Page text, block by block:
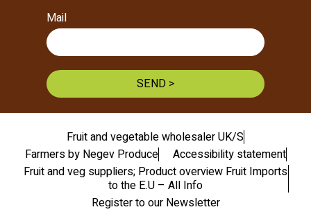
Mail
SEND >
Fruit and vegetable wholesaler UK/S
Farmers by Negev Produce
Accessibility statement
Fruit and veg suppliers; Product overview Fruit Imports
to the E.U – All Info
Register to our Newsletter